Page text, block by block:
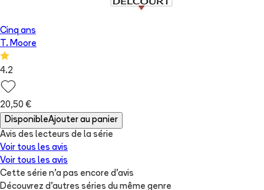
Cinq ans
T. Moore
4.2
20,50 €
DisponibleAjouter au panier
Avis des lecteurs de la série
Voir tous les avis
Voir tous les avis
Cette série n'a pas encore d'avis
Découvrez d'autres séries du même genre